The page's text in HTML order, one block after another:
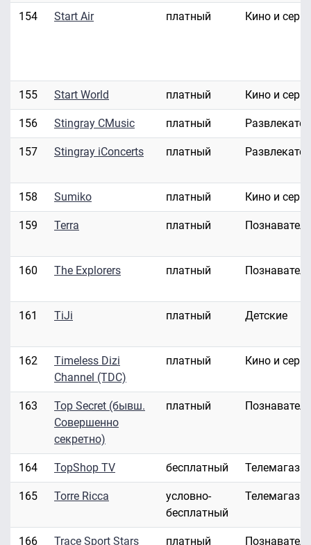
154 Start Air платный Кино и
155 Start World платный Кино и
156 Stingray CMusic платный
157 Stingray iConcerts платный
158 Sumiko платный Кино и
159 Terra платный
160 The Explorers платный
161 TiJi платный Детские
162
Timeless Dizi
Channel (TDC)
платный Кино и
163
Top Secret (бывш.
Совершенно
секретно)
платный
164 TopShop TV бесплатный
165 Torre Ricca
условно-
бесплатный
166 Trace Sport Stars платный